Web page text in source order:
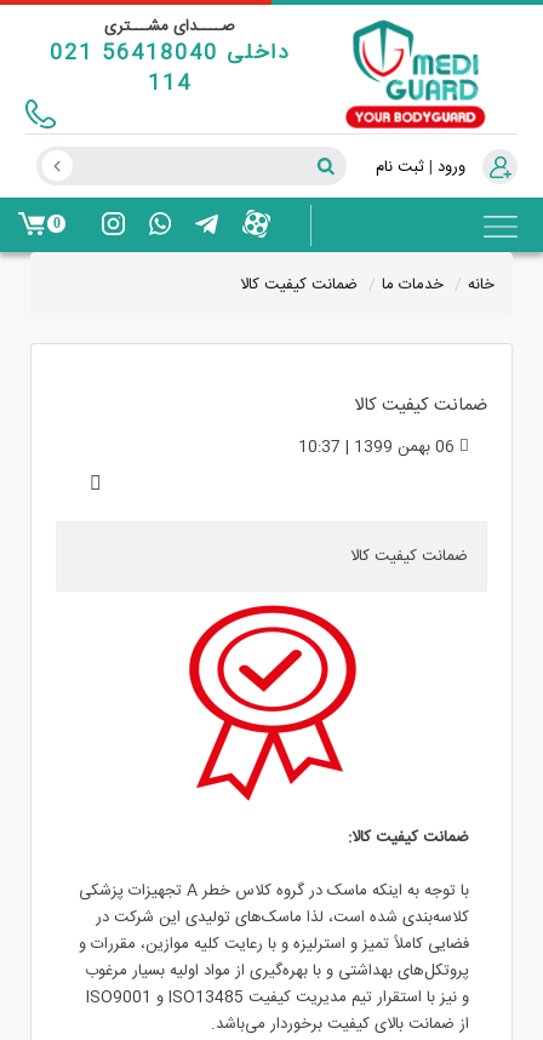
صــــدای مشـــتری
021 56418040 داخلی
114
ورود |ثبت نام
0
خانه خدمات ما ضمانت کیفیت کالا
ضمانت کیفیت کالا
ضمانت کیفیت کالا
ضمانت کیفیت کالا:
با توجه به اینکه ماسک در گروه کلاس خطر A تجهیزات پزشکی
کلاسه‌بندی شده است، لذا ماسک‌های تولیدی این شرکت در
فضایی کاملاً تمیز و استرلیزه و با رعایت کلیه موازین، مقررات و
پروتکل‌های بهداشتی و با بهره‌گیری از مواد اولیه بسیار مرغوب
و نیز با استقرار تیم مدیریت کیفیت ISO13485 و ISO9001
از ضمانت بالای کیفیت برخوردار می‌باشد.